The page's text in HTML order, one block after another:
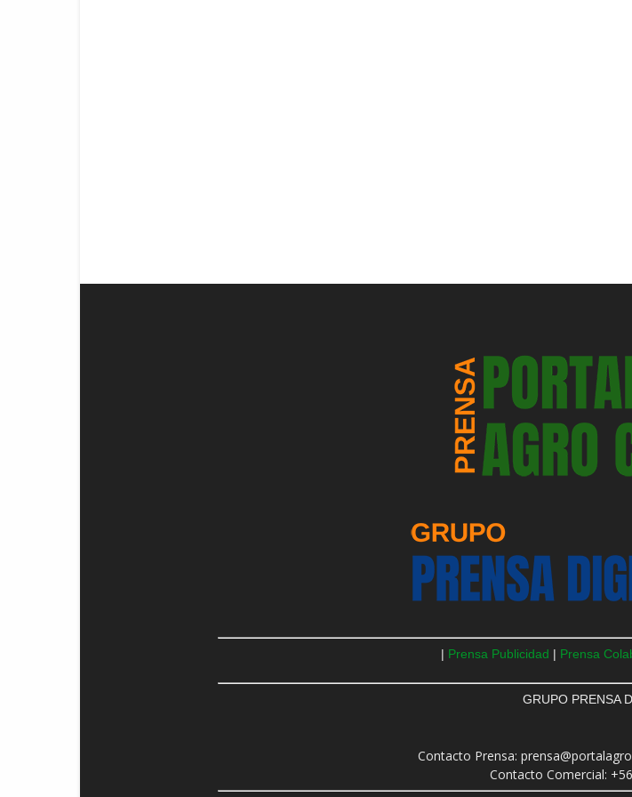
| Prensa Publicidad | Prensa
GRUPO PRENSA
Contacto Prensa:
Contacto Comercial: